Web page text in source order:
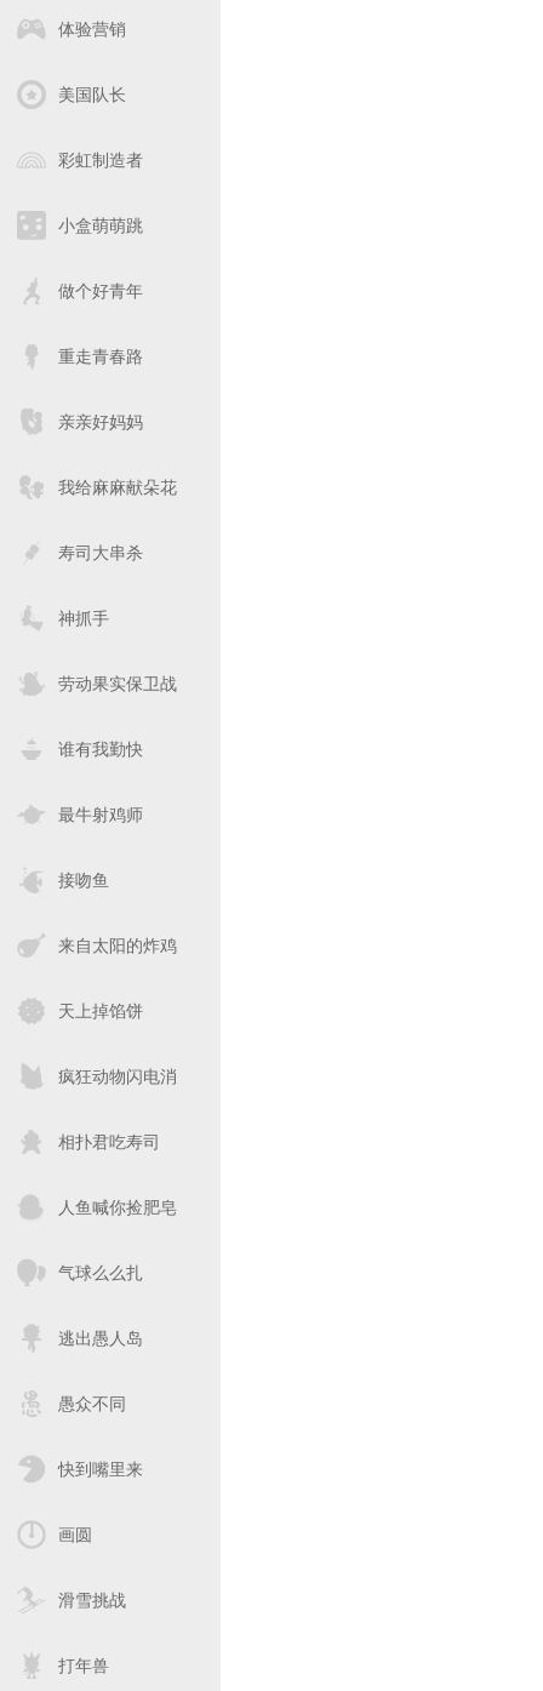
体验营销
美国队长
彩虹制造者
小盒萌萌跳
做个好青年
重走青春路
亲亲好妈妈
我给麻麻献朵花
寿司大串杀
神抓手
劳动果实保卫战
谁有我勤快
最牛射鸡师
接吻鱼
来自太阳的炸鸡
天上掉馅饼
疯狂动物闪电消
相扑君吃寿司
人鱼喊你捡肥皂
气球么么扎
逃出愚人岛
愚众不同
快到嘴里来
画圆
滑雪挑战
打年兽